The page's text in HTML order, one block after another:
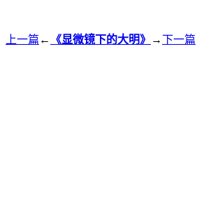
上一篇 ← 《显微镜下的大明》 →下一篇